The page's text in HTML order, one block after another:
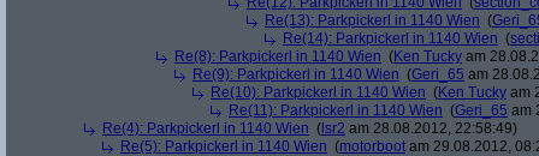
Re(13): Parkpickerl in 1140 Wien (
Re(14): Parkpickerl in 1140 Wien (
Re(8): Parkpickerl in 1140 Wien (Ken Tucky am
Re(9): Parkpickerl in 1140 Wien (Geri_65 am
Re(10): Parkpickerl in 1140 Wien (Ken Tucky am
Re(11): Parkpickerl in 1140 Wien (Geri_65 am
Re(4): Parkpickerl in 1140 Wien ( lsr2 am 28.08.2012, 22:58:49)
Re(5): Parkpickerl in 1140 Wien (motorboot am 29.08.2012,